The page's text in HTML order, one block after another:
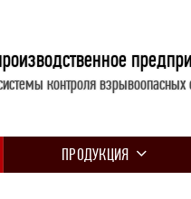
контроля взрывоопасных
ПРОДУКЦИЯ